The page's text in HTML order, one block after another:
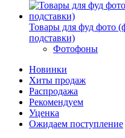
Товары для фуд фото
подставки)
Фотофоны
Новинки
Хиты продаж
Распродажа
Рекомендуем
Уценка
Ожидаем поступление